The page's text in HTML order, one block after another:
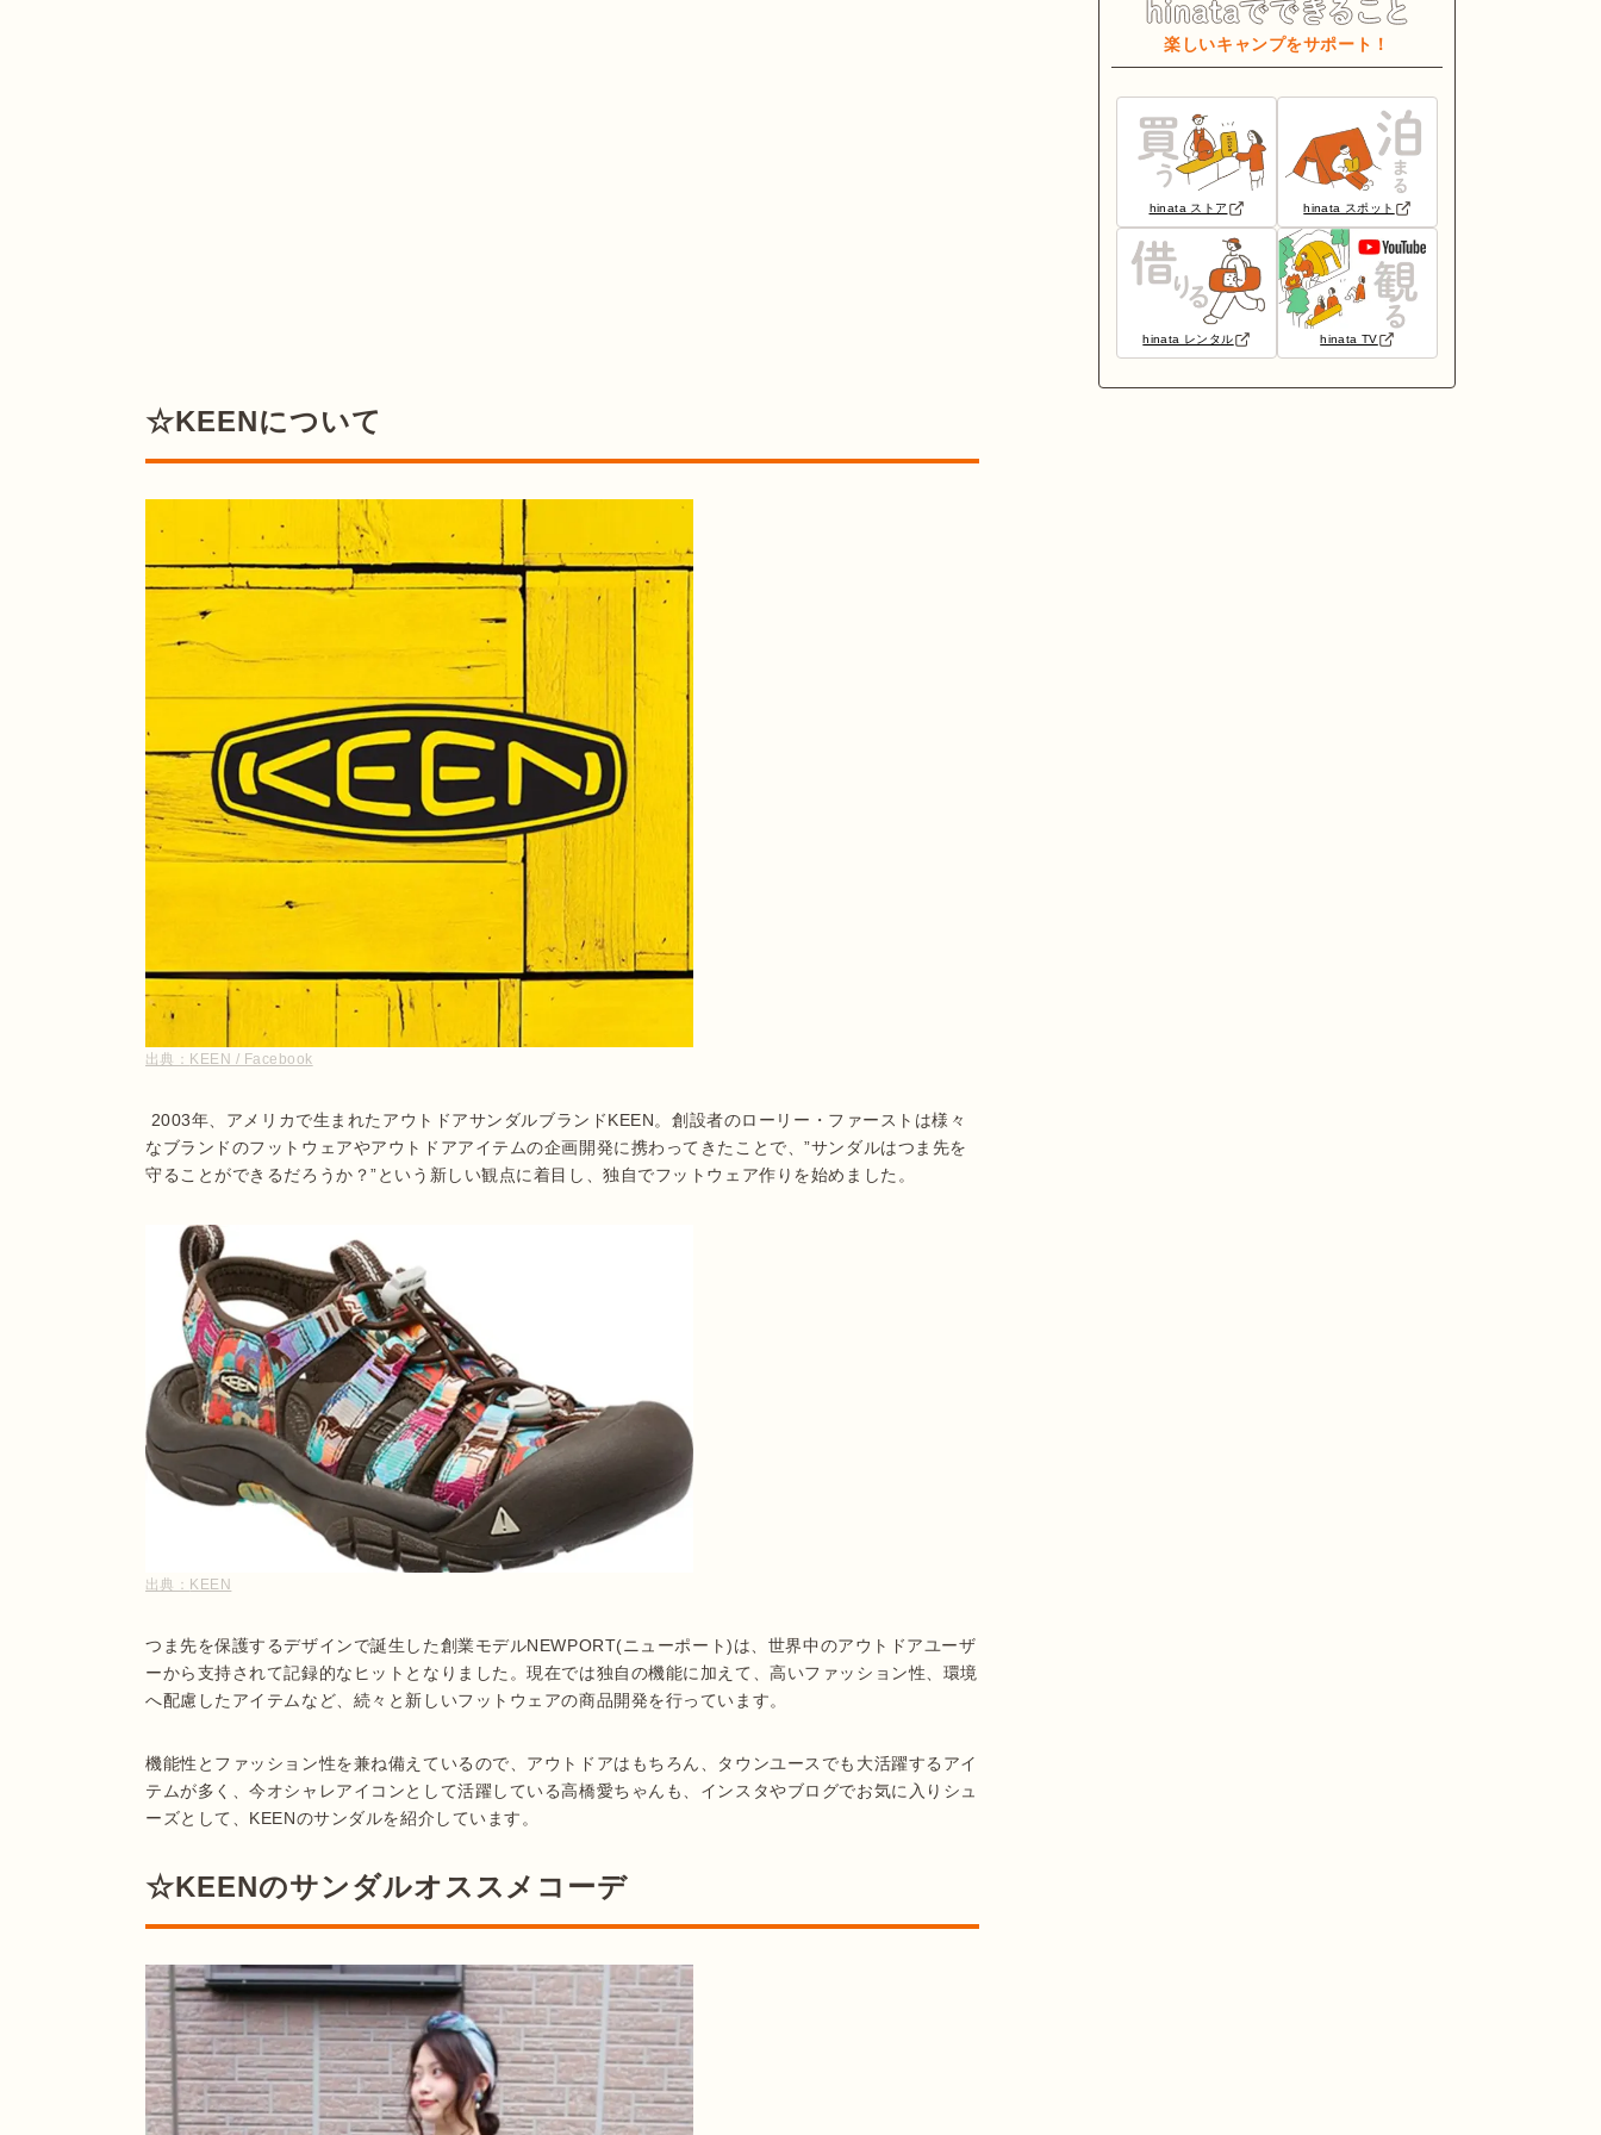
☆KEENについて
出典： KEEN / Facebook
なブランドのフットウェアやアウトドアアイテムの企画開発に携わってきたことで、”サンダルはつま先を
守ることができるだろうか？”という新しい観点に着目し、独自でフットウェア作りを始めました。
出典： KEEN
つま先を保護するデザインで誕生した創業モデルNEWPORT(ニューポート)は、世界中のアウトドアユーザ
ーから支持されて記録的なヒットとなりました。現在では独自の機能に加えて、高いファッション性、環境
へ配慮したアイテムなど、続々と新しいフットウェアの商品開発を行っています。
機能性とファッション性を兼ね備えているので、アウトドアはもちろん、タウンユースでも大活躍するアイ
テムが多く、今オシャレアイコンとして活躍している高橋愛ちゃんも、インスタやブログでお気に入りシュ
ーズとして、KEENのサンダルを紹介しています。
☆KEENのサンダルオススメコーデ
楽しいキャンプをサポート！
hinata ストア hinata スポット
hinata レンタル hinata TV